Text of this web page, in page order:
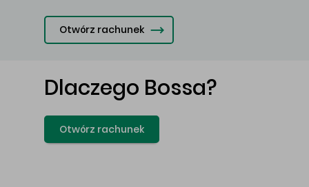
Otwórz rachunek
Dlaczego Bossa?
Otwórz rachunek